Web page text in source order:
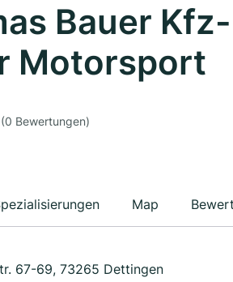
Bauer
Motorsport
(0 Bewertungen)
Map
67-69, 73265 Dettingen